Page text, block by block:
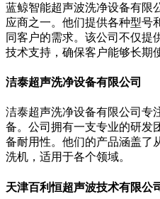
蓝鲸智能超声波洗净设备有限
应商之一。他们提供各种型号
同客户的需求。该公司不仅提
技术支持，确保客户能够长期
洁泰超声洗净设备有限公司
洁泰超声洗净设备有限公司专
备。公司拥有一支专业的研发
备耐用性。他们的产品涵盖了
洗机，适用于各个领域。
天津百利恒超声波技术有限公